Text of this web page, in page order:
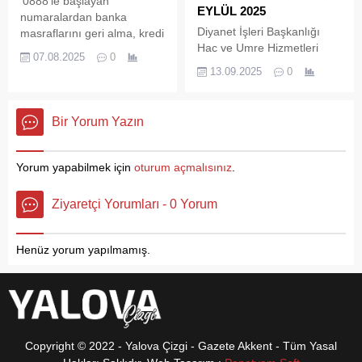
Gebze bölgesinde bulunan
ve yaklaşık 120 serbest
muhasebeci ve mali
müşavirin katıldığı
numaralardan banka
masraflarını geri alma, kredi
acil kodlu mesajlarla
tüketicilere binlerce liralık
faturalara mal oluyor.
07.08.2025 0
EYLÜL 2025
Diyanet İşleri Başkanlığı
Hac ve Umre Hizmetleri
yapılan resmi açıklamaya
Bu kapsamda, hac ibadetini
vatandaşlar, e-Devlet
13.09.2025 0
Bir Yorum Yazın
Yorum yapabilmek için oturum açmalısınız
Ziyaretçi Yorumları - 0 Yorum
Henüz yorum yapılmamış.
Copyright © 2022 - Yalova Çizgi - Gazete Akkent - Tüm Yasal